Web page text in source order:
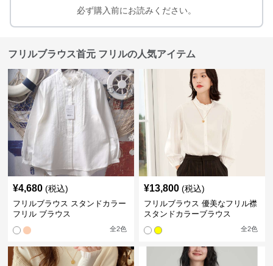
必ず購入前にお読みください。
フリルブラウス首元 フリルの人気アイテム
¥4,680 (税込)
フリルブラウス スタンドカラー
フリル ブラウス
全2色
¥13,800 (税込)
フリルブラウス 優美なフリル襟
スタンドカラーブラウス
全2色